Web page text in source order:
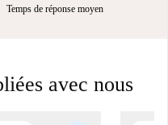
Temps de réponse moyen
avec nous